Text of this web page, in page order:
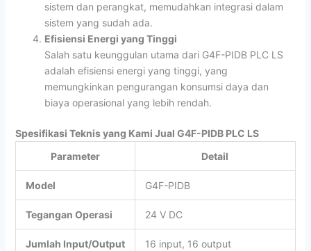
sistem dan perangkat, memudahkan integrasi dalam
sistem yang sudah ada.
Efisiensi Energi yang Tinggi
Salah satu keunggulan utama dari G4F-PIDB PLC LS
adalah efisiensi energi yang tinggi, yang
memungkinkan pengurangan konsumsi daya dan
biaya operasional yang lebih rendah.
Spesifikasi Teknis yang Kami Jual G4F-PIDB PLC LS
Parameter
Detail
Model G4F-PIDB
Tegangan Operasi 24 V DC
Jumlah Input/Output 16 input, 16 output